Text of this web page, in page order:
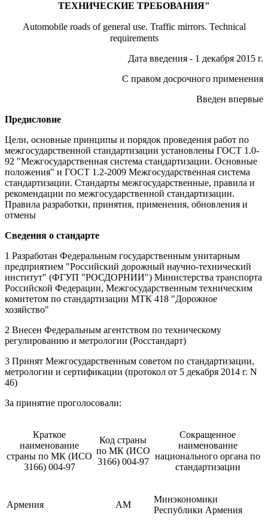
ТЕХНИЧЕСКИЕ ТРЕБОВАНИЯ"
Automobile roads of general use. Traffic mirrors. Technical
requirements
Дата введения - 1 декабря 2015 г.
С правом досрочного применения
Введен впервые
Предисловие
Цели, основные принципы и порядок проведения работ по
межгосударственной стандартизации установлены ГОСТ 1.0-
92 "Межгосударственная система стандартизации. Основные
положения" и ГОСТ 1.2-2009 Межгосударственная система
стандартизации. Стандарты межгосударственные, правила и
рекомендации по межгосударственной стандартизации.
Правила разработки, принятия, применения, обновления и
отмены
Сведения о стандарте
1 Разработан Федеральным государственным унитарным
предприятием "Российский дорожный научно-технический
институт" (ФГУП "РОСДОРНИИ") Министерства транспорта
Российской Федерации, Межгосударственным техническим
комитетом по стандартизации МТК 418 "Дорожное
хозяйство"
2 Внесен Федеральным агентством по техническому
регулированию и метрологии (Росстандарт)
3 Принят Межгосударственным советом по стандартизации,
метрологии и сертификации (протокол от 5 декабря 2014 г. N
46)
За принятие проголосовали:
Краткое
наименование
страны по МК (ИСО
3166) 004-97
Код страны
по МК (ИСО
3166) 004-97
Сокращенное
наименование
национального органа по
стандартизации
Армения AM
Минэкономики
Республики Армения